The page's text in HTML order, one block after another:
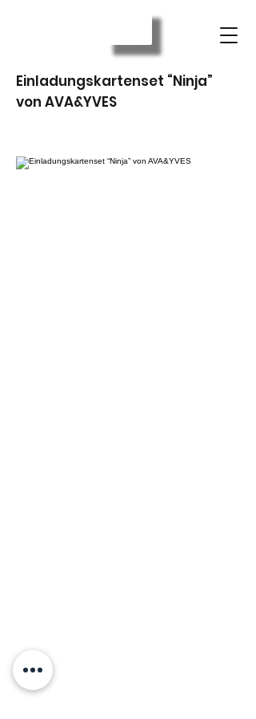
Einladungskartenset “Ninja”
von AVA&YVES